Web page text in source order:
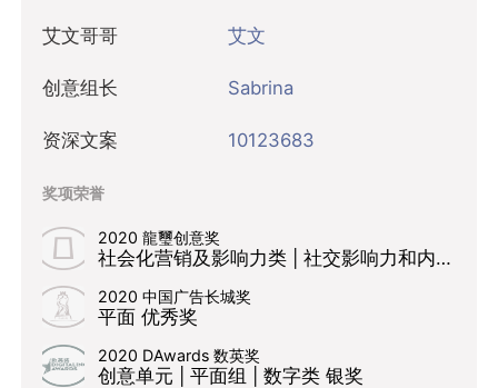
艾文哥哥 艾文
创意组长 Sabrina
资深文案 10123683
奖项荣誉
2020 龍璽创意奖
社会化营销及影响力类 | 社交影响力和内容营销 | 创造内容 入围
2020 中国广告长城奖
平面 优秀奖
2020 DAwards 数英奖
创意单元 | 平面组 | 数字类 银奖